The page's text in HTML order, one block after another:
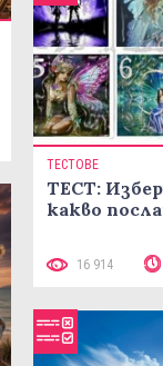
ТЕСТОВЕ
ТЕСТ:
какво
16 914